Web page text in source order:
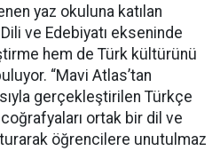
yaz okuluna katılan
ve Edebiyatı ekseninde
hem de Türk kültürünü
“Mavi Atlas’tan
gerçekleştirilen Türkçe
ortak bir dil ve
öğrencilere unutulmaz